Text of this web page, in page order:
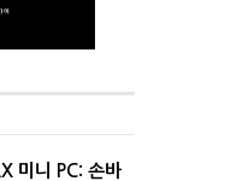
미니 PC: 손바